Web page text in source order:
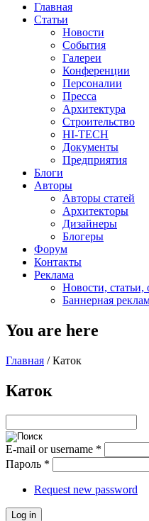
Главная
Статьи
Новости
События
Галереи
Конференции
Персоналии
Пресса
Архитектура
Строительство
HI-TECH
Документы
Предприятия
Блоги
Авторы
Авторы статей
Архитекторы
Дизайнеры
Блогеры
Форум
Контакты
Реклама
Новости, статьи,
Баннерная
You are here
Главная / Каток
Каток
E-mail or username *
Пароль *
Request new password
Log in